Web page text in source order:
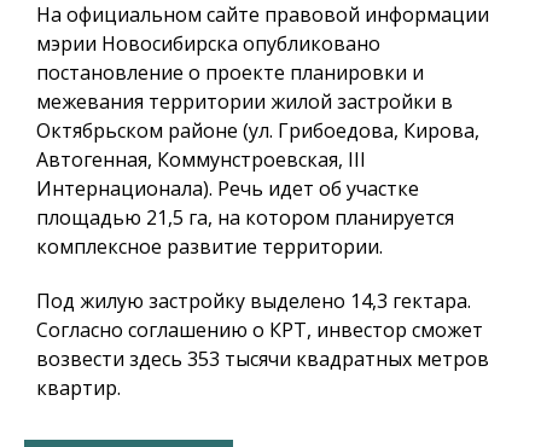
На официальном сайте правовой информации
мэрии Новосибирска опубликовано
постановление о проекте планировки и
межевания территории жилой застройки в
Октябрьском районе (ул. Грибоедова, Кирова,
Автогенная, Коммунстроевская, III
Интернационала). Речь идет об участке
площадью 21,5 га, на котором планируется
комплексное развитие территории.
Под жилую застройку выделено 14,3 гектара.
Согласно соглашению о КРТ, инвестор сможет
возвести здесь 353 тысячи квадратных метров
квартир.